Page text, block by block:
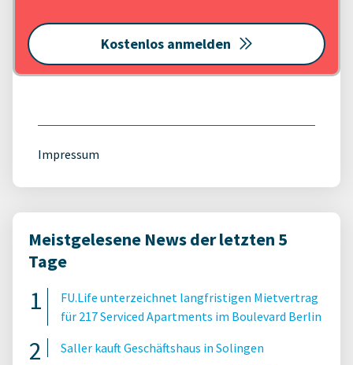
Kostenlos anmelden
Impressum
Meistgelesene News der letzten 5
Tage
FU.Life unterzeichnet langfristigen Mietvertrag
für 217 Serviced Apartments im Boulevard Berlin
Saller kauft Geschäftshaus in Solingen